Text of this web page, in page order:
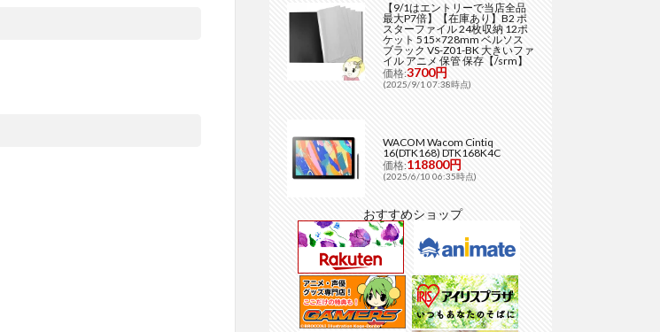
【9/1はエントリーで当店全品
最大P7倍】【在庫あり】B2 ポ
スターファイル 24枚収納 12ポ
ケット 515×728mm ベルソス
ブラック VS-Z01-BK 大きいファ
イル アニメ 保管 保存【/srm】
価格:3700円
(2025/9/1 07:38時点)
WACOM Wacom Cintiq
16(DTK168) DTK168K4C
価格:118800円
(2025/6/10 06:35時点)
おすすめショップ